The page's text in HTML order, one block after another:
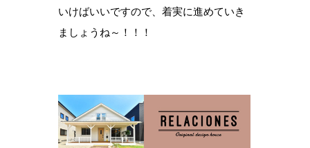
いけばいいですので、着実に進めていき
ましょうね～！！！